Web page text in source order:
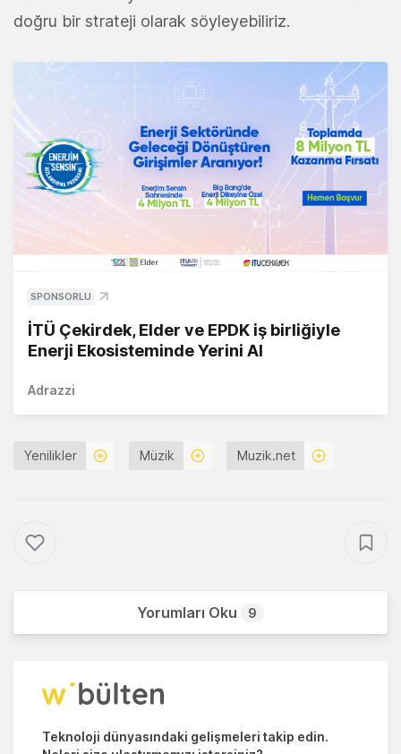
doğru bir strateji olarak söyleyebiliriz.
SPONSORLU
İTÜ Çekirdek, Elder ve EPDK iş birliğiyle
Enerji Ekosisteminde Yerini Al
Adrazzi
Yenilikler Müzik Muzik.net
Yorumları Oku 9
Teknoloji dünyasındaki gelişmeleri takip edin.